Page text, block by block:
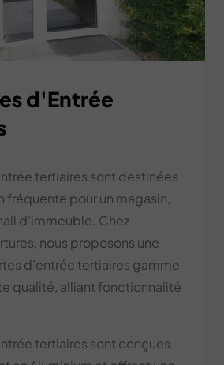
d'Entrée
tertiaires sont destinées
fréquente pour un magasin,
d’immeuble. Chez
nous proposons une
d’entrée tertiaires gamme
qualité, alliant fonctionnalité
tertiaires sont conçues